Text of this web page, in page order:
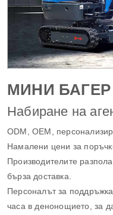
МИНИ БАГЕР
Набиране на
ODM, OEM,
Намалени цени за
Производителите
бърза доставка.
Персоналът за
часа в денонощието, за